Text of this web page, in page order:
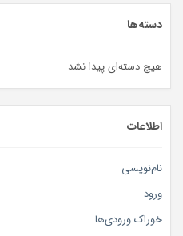
دسته‌ها
هیچ دسته‌ای پیدا نشد
اطلاعات
نام‌نویسی
ورود
خوراک ورودی‌ها